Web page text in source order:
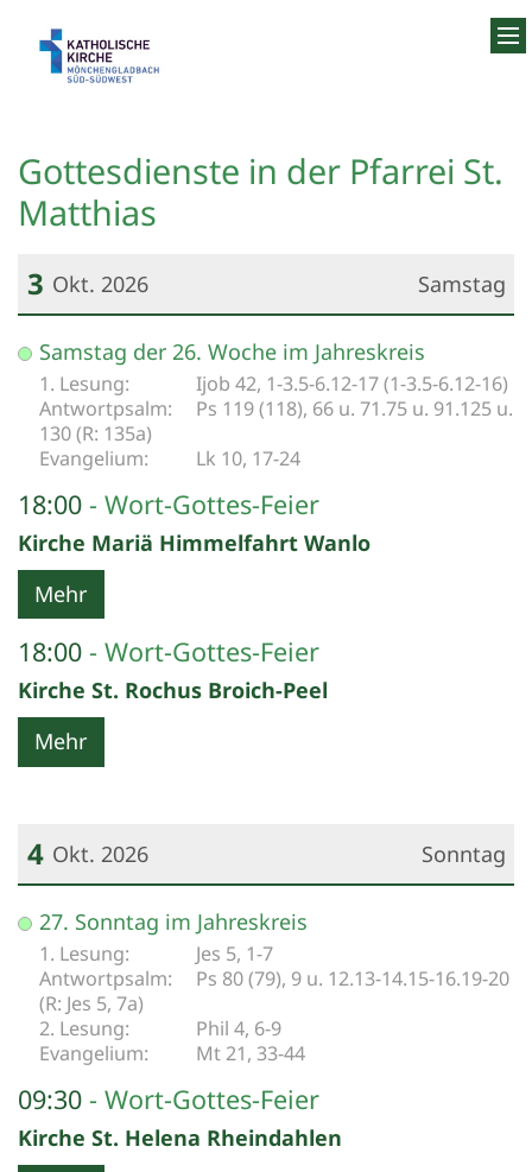
Gottesdienste in der Pfarrei St.
Matthias
Samstag
3 Okt. 2026
Datum: 3. Oktober 2026
Samstag der 26. Woche im Jahreskreis
Ijob 42, 1-3.5-6.12-17 (1-3.5-6.12-16)
Ps 119 (118), 66 u. 71.75 u. 91.125 u.
130 (R: 135a)
Lk 10, 17-24
18:00 Wort-Gottes-Feier
Kirche Mariä Himmelfahrt Wanlo
Mehr
18:00 Wort-Gottes-Feier
Kirche St. Rochus Broich-Peel
Mehr
Sonntag
4 Okt. 2026
Datum: 4. Oktober 2026
27. Sonntag im Jahreskreis
Jes 5, 1-7
Ps 80 (79), 9 u. 12.13-14.15-16.19-20
(R: Jes 5, 7a)
Phil 4, 6-9
Mt 21, 33-44
09:30 Wort-Gottes-Feier
Kirche St. Helena Rheindahlen